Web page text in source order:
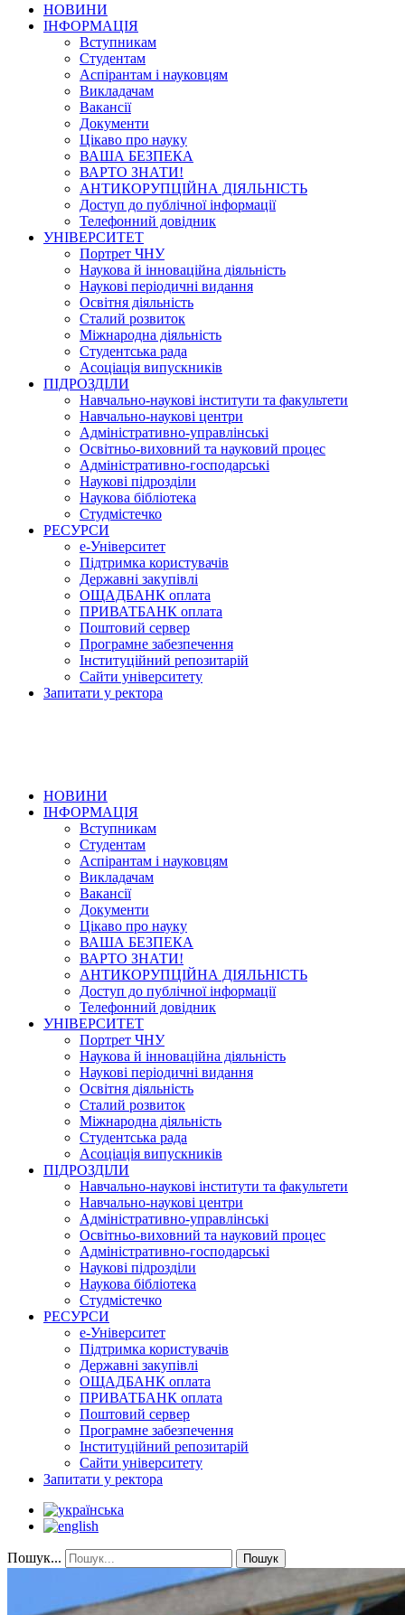
НОВИНИ
ІНФОРМАЦІЯ
Вступникам
Студентам
Аспірантам і науковцям
Викладачам
Вакансії
Документи
Цікаво про науку
ВАША БЕЗПЕКА
ВАРТО ЗНАТИ!
АНТИКОРУПЦІЙНА ДІЯЛЬНІСТЬ
Доступ до публічної інформації
Телефонний довідник
УНІВЕРСИТЕТ
Портрет ЧНУ
Наукова й інноваційна діяльність
Наукові періодичні видання
Освітня діяльність
Сталий розвиток
Міжнародна діяльність
Студентська рада
Асоціація випускників
ПІДРОЗДІЛИ
Навчально-наукові інститути та факультети
Навчально-наукові центри
Адміністративно-управлінські
Освітньо-виховний та науковий процес
Адміністративно-господарські
Наукові підрозділи
Наукова бібліотека
Студмістечко
РЕСУРСИ
е-Університет
Підтримка користувачів
Державні закупівлі
ОЩАДБАНК оплата
ПРИВАТБАНК оплата
Поштовий сервер
Програмне забезпечення
Інституційний репозитарій
Сайти університету
Запитати у ректора
НОВИНИ
ІНФОРМАЦІЯ
Вступникам
Студентам
Аспірантам і науковцям
Викладачам
Вакансії
Документи
Цікаво про науку
ВАША БЕЗПЕКА
ВАРТО ЗНАТИ!
АНТИКОРУПЦІЙНА ДІЯЛЬНІСТЬ
Доступ до публічної інформації
Телефонний довідник
УНІВЕРСИТЕТ
Портрет ЧНУ
Наукова й інноваційна діяльність
Наукові періодичні видання
Освітня діяльність
Сталий розвиток
Міжнародна діяльність
Студентська рада
Асоціація випускників
ПІДРОЗДІЛИ
Навчально-наукові інститути та факультети
Навчально-наукові центри
Адміністративно-управлінські
Освітньо-виховний та науковий процес
Адміністративно-господарські
Наукові підрозділи
Наукова бібліотека
Студмістечко
РЕСУРСИ
е-Університет
Підтримка користувачів
Державні закупівлі
ОЩАДБАНК оплата
ПРИВАТБАНК оплата
Поштовий сервер
Програмне забезпечення
Інституційний репозитарій
Сайти університету
Запитати у ректора
Пошук... Пошук